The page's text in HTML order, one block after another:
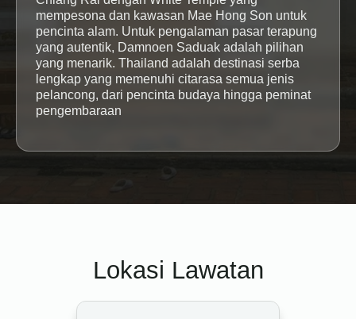
mempesona dan kawasan Mae Hong Son untuk
pencinta alam. Untuk pengalaman pasar terapung
yang autentik, Damnoen Saduak adalah pilihan
yang menarik. Thailand adalah destinasi serba
lengkap yang memenuhi citarasa semua jenis
pelancong, dari pencinta budaya hingga peminat
pengembaraan
Lokasi Lawatan